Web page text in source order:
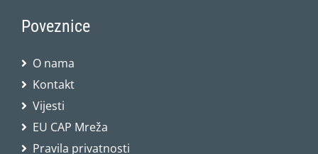
Poveznice
O nama
Kontakt
Vijesti
EU CAP Mreža
Pravila privatnosti